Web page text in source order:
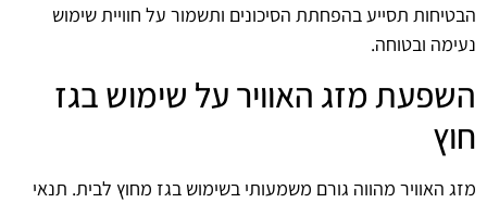
הבטיחות תסייע בהפחתת הסיכונים ותשמור על חוויית שימוש
נעימה ובטוחה.
השפעת מזג האוויר על שימוש בגז
חוץ
מזג האוויר מהווה גורם משמעותי בשימוש בגז מחוץ לבית. תנאי